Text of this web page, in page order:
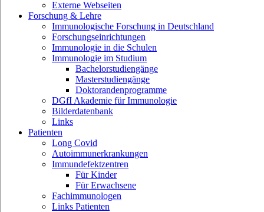
Externe Webseiten
Forschung & Lehre
Immunologische Forschung in Deutschland
Forschungseinrichtungen
Immunologie in die Schulen
Immunologie im Studium
Bachelorstudiengänge
Masterstudiengänge
Doktorandenprogramme
DGfI Akademie für Immunologie
Bilderdatenbank
Links
Patienten
Long Covid
Autoimmunerkrankungen
Immundefektzentren
Für Kinder
Für Erwachsene
Fachimmunologen
Links Patienten